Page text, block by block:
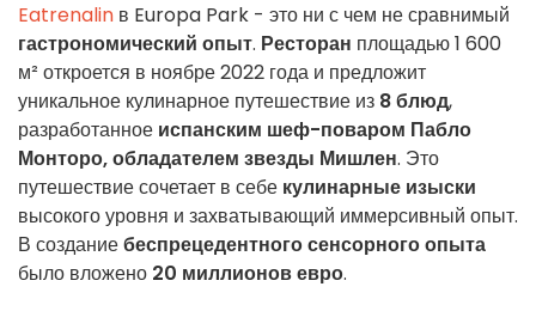
Eatrenalin в Europa Park - это ни с чем не сравнимый
гастрономический опыт. Ресторан площадью 1 600
м² откроется в ноябре 2022 года и предложит
уникальное кулинарное путешествие из 8 блюд,
разработанное испанским шеф-поваром Пабло
Монторо, обладателем звезды Мишлен. Это
путешествие сочетает в себе кулинарные изыски
высокого уровня и захватывающий иммерсивный опыт.
В созданиебеспрецедентного сенсорного опыта
было вложено 20 миллионов евро.